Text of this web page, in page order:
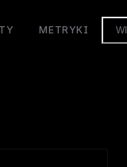
METRYKI